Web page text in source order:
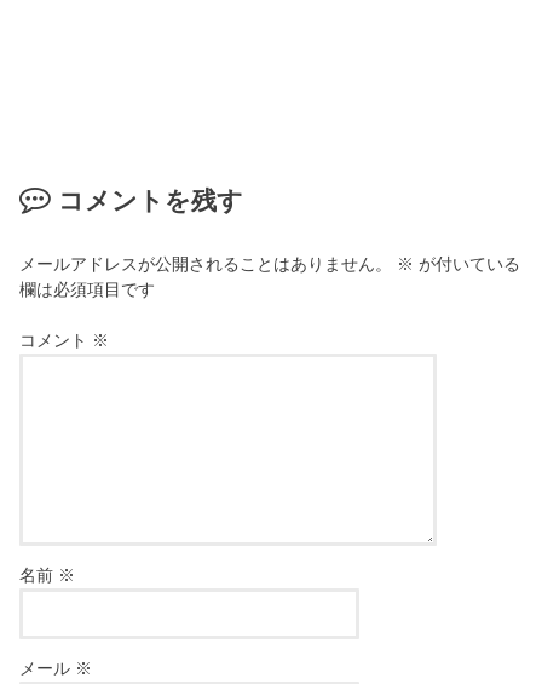
コメントを残す
メールアドレスが公開されることはありません。 ※ が付いている
欄は必須項目です
コメント ※
名前 ※
メール ※